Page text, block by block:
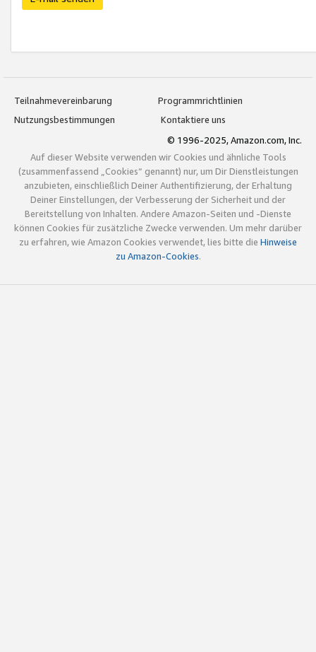
Teilnahmevereinbarung
Programmrichtlinien
Nutzungsbestimmungen
Kontaktiere uns
© 1996-2025, Amazon.com, Inc.
Auf dieser Website verwenden wir Cookies und ähnliche Tools
(zusammenfassend „Cookies“ genannt) nur, um Dir Dienstleistungen
anzubieten, einschließlich Deiner Authentifizierung, der Erhaltung
Deiner Einstellungen, der Verbesserung der Sicherheit und der
Bereitstellung von Inhalten. Andere Amazon-Seiten und -Dienste
können Cookies für zusätzliche Zwecke verwenden. Um mehr darüber
zu erfahren, wie Amazon Cookies verwendet, lies bitte die Hinweise
zu Amazon-Cookies.